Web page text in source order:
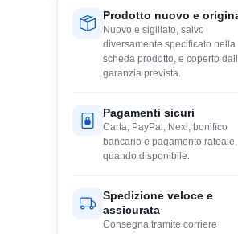
Prodotto nuovo e
Nuovo e sigillato, salvo
diversamente specificato nella
scheda prodotto, e coperto
garanzia prevista.
Pagamenti sicuri
Carta, PayPal, Nexi, bonifico
bancario e pagamento rateale,
quando disponibile.
Spedizione veloce e
assicurata
Consegna tramite corriere